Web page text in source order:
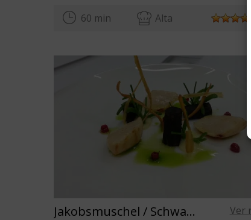
60 min Alta
Jakobsmuschel / Schwarzwurzel / Schnittlauch Ver